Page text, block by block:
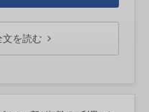
文を読む